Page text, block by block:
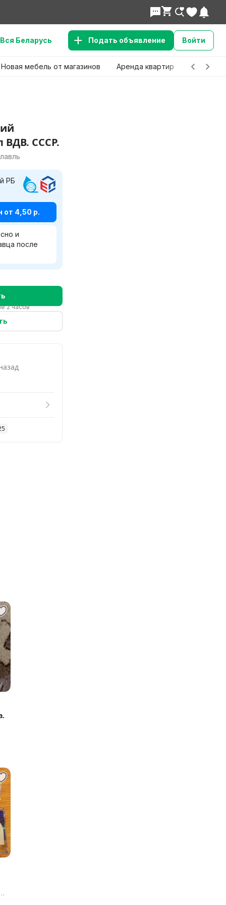
Вся Беларусь Подать объявление Войти
Новая мебель от магазинов Аренда квартир Детские
ВДВ. СССР.
РБ
от 4,50 р.
и
после
2 часов